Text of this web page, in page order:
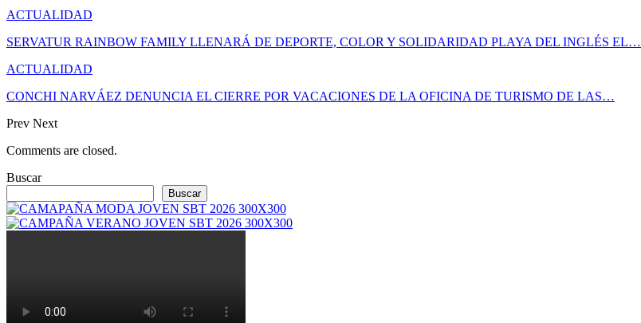
ACTUALIDAD
SERVATUR RAINBOW FAMILY LLENARÁ DE DEPORTE, COLOR Y SOLIDARIDAD PLAYA DEL INGLÉS EL…
ACTUALIDAD
CONCHI NARVÁEZ DENUNCIA EL CIERRE POR VACACIONES DE LA OFICINA DE TURISMO DE LAS…
Prev Next
Comments are closed.
Buscar
Buscar